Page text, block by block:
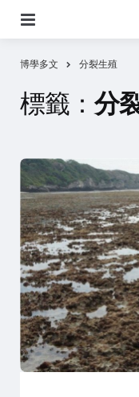
博學多文 分裂生殖
標籤： 分